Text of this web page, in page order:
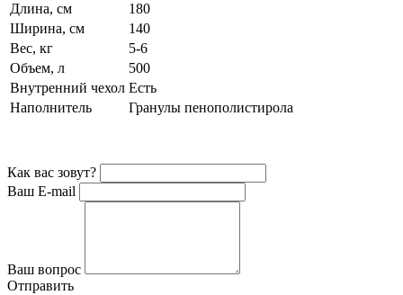
Длина, см
180
Ширина, см
140
Вес, кг
5-6
Объем, л
500
Внутренний чехол Есть
Наполнитель
Гранулы пенополистирола
Как вас зовут?
Ваш E-mail
Ваш вопрос
Отправить